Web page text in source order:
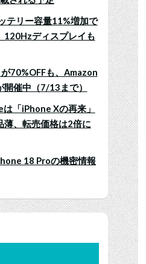
テリー容量11%増加で
120Hzディスプレイも
70%OFFも、Amazon
催中（7/13まで）
「iPhone Xの再来」
薄、転売価格は2倍に
18 Proの機密情報